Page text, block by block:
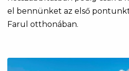
el bennünket az első
Farul otthonában.